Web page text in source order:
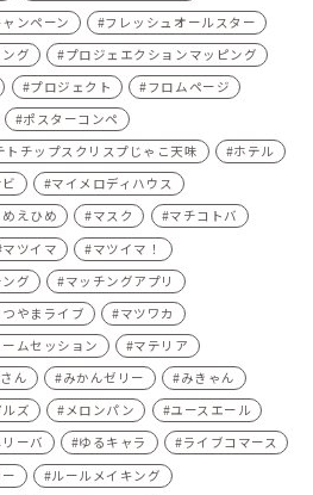
ンペーン
フレッシュオールスター
グ
プロジェエクションマッピング
プロジェクト
フロムページ
ポスターコンペ
トチップスクリスプじゃこ天味
ホテル
マイメロディハウス
めえひめ マスク
マチコトバ
マツイマ
マツイマ！
グ
マッチングアプリ
つやまライブ
マツワカ
ムセッション
マテリア
ん みかんゼリー
みきゃん
ズ メロンパン
ユースエール
ーバ ゆるキャラ
ライブコマース
ルールメイキング